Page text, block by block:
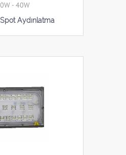
- 40W
Aydınlatma